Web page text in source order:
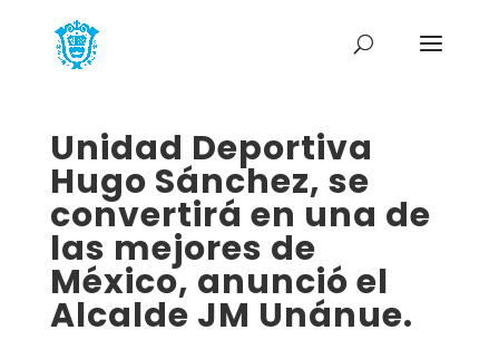
Unidad Deportiva
Hugo Sánchez, se
convertirá en una de
las mejores de
México, anunció el
Alcalde JM Unánue.